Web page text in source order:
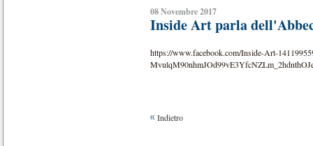
08 Novembre 2017
Inside Art parla
https://www.facebook.com/Inside-Art-
Indietro